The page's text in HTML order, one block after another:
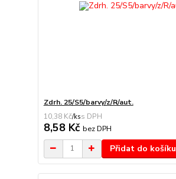
Zdrh. 25/S5/barvy/z/R/aut.
10,38 Kč/ks
8,58 Kč bez DPH
Přidat do košíku